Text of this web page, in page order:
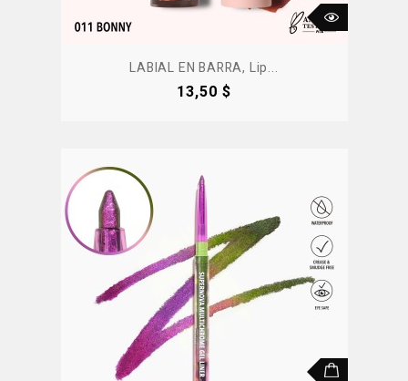
LABIAL EN BARRA, Lip...
Precio
13,50 $